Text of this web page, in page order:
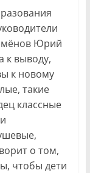
Юрий
к выводу,
к новому
такие
классные
о том,
чтобы дети